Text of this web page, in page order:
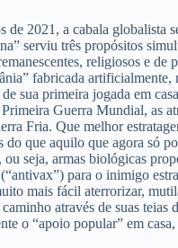
2021, a cabala
serviu três propósitos
religiosos e
fabricada
sua primeira jogada em
Guerra Mundial, as
Fria. Que melhor
que aquilo que agora
seja, armas biológicas
para o inimigo
mais fácil aterrorizar,
através de suas
o “apoio popular” em